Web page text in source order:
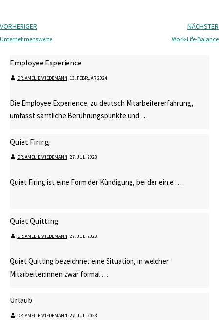
VORHERIGER
Unternehmenswerte
NÄCHSTER
Work-Life-Balance
Employee Experience
DR. AMELIE WIEDEMANN⋅ 13. FEBRUAR 2024
Die Employee Experience, zu deutsch Mitarbeitererfahrung,
umfasst sämtliche Berührungspunkte und …
Quiet Firing
DR. AMELIE WIEDEMANN⋅ 27. JULI 2023
Quiet Firing ist eine Form der Kündigung, bei der ein:e …
Quiet Quitting
DR. AMELIE WIEDEMANN⋅ 27. JULI 2023
Quiet Quitting bezeichnet eine Situation, in welcher
Mitarbeiter:innen zwar formal …
Urlaub
DR. AMELIE WIEDEMANN⋅ 27. JULI 2023